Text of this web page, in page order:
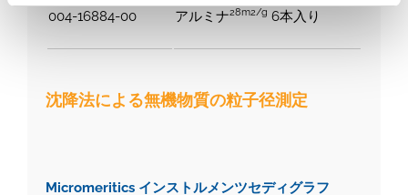
004-16884-00 アルミナ28m2/g 6本入り
沈降法による無機物質の粒子径測定
Micromeritics インストルメンツセディグラフ